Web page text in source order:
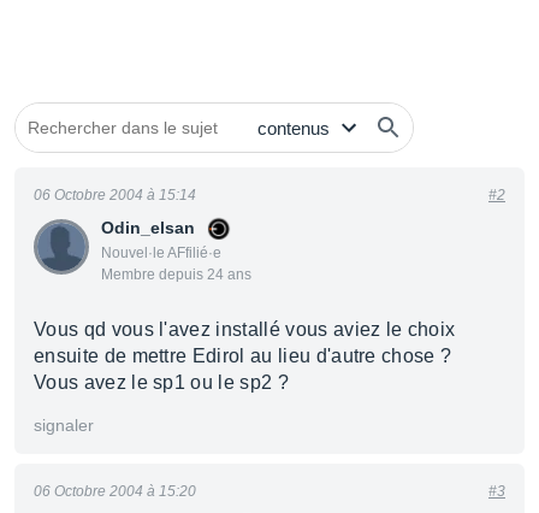
Odin_elsan
Nouvel·le AFfilié·e
Membre depuis 24 ans
06 Octobre 2004 à 15:14 #2
Vous qd vous l'avez installé vous aviez le choix
ensuite de mettre Edirol au lieu d'autre chose ?
Vous avez le sp1 ou le sp2 ?
signaler
06 Octobre 2004 à 15:20 #3